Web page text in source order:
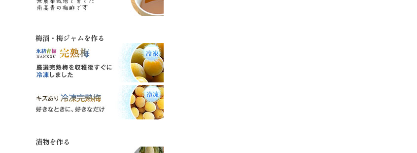
梅酒・梅ジャムを作る
漬物を作る